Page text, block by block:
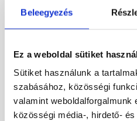
Beleegyezés
Ez a weboldal sütiket
Sütiket használunk a
szabásához, közösségi
valamint
közösségi média-, hirdető-
vékonyvakolat, kapart 2
1 226 Ft / kg
Megnézem